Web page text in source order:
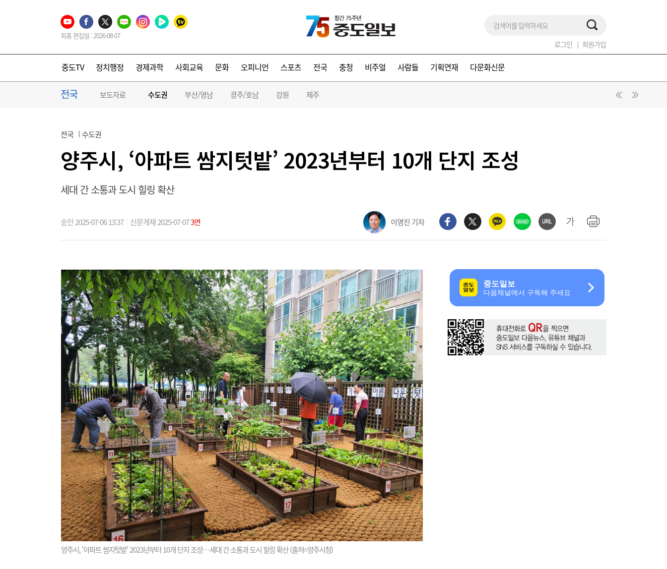
최종 편집일 : 2026-08-07
로그인 회원가입
중도TV 정치행정 경제과학 사회교육 문화 오피니언 스포츠 전국 충청 비주얼 사람들 기획연재 다문화신문
전국 보도자료 수도권 부산/영남 광주/호남 강원 제주
전국 수도권
양주시, ‘아파트 쌈지텃밭’ 2023년부터 10개 단지 조성
세대 간 소통과 도시 힐링 확산
승인 2025-07-06 13:37 신문게재 2025-07-073면 이영진 기자
양주시, '아파트 쌈지텃밭' 2023년부터 10개 단지 조성…세대 간 소통과 도시 힐링 확산 (출처=양주시청)